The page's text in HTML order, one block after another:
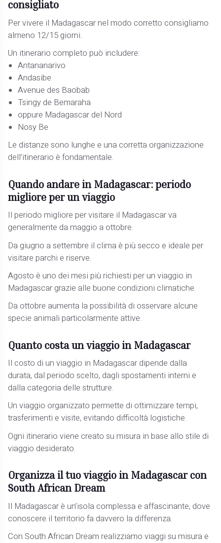
consigliato
Per vivere il Madagascar nel modo corretto consigliamo
almeno 12/15 giorni.
Un itinerario completo può includere:
Antananarivo
Andasibe
Avenue des Baobab
Tsingy de Bemaraha
oppure Madagascar del Nord
Nosy Be
Le distanze sono lunghe e una corretta organizzazione
dell’itinerario è fondamentale.
Quando andare in Madagascar: periodo
migliore per un viaggio
Il periodo migliore per visitare il Madagascar va
generalmente da maggio a ottobre.
Da giugno a settembre il clima è più secco e ideale per
visitare parchi e riserve.
Agosto è uno dei mesi più richiesti per un viaggio in
Madagascar grazie alle buone condizioni climatiche.
Da ottobre aumenta la possibilità di osservare alcune
specie animali particolarmente attive.
Quanto costa un viaggio in Madagascar
Il costo di un viaggio in Madagascar dipende dalla
durata, dal periodo scelto, dagli spostamenti interni e
dalla categoria delle strutture.
Un viaggio organizzato permette di ottimizzare tempi,
trasferimenti e visite, evitando difficoltà logistiche.
Ogni itinerario viene creato su misura in base allo stile di
viaggio desiderato.
Organizza il tuo viaggio in Madagascar con
South African Dream
Il Madagascar è un’isola complessa e affascinante, dove
conoscere il territorio fa davvero la differenza.
Con South African Dream realizziamo viaggi su misura e